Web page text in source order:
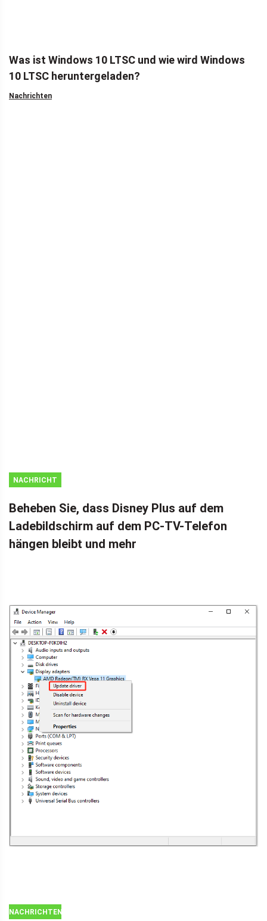
Was ist Windows 10 LTSC und wie wird Windows
10 LTSC heruntergeladen?
Nachrichten
NACHRICHT
Beheben Sie, dass Disney Plus auf dem
Ladebildschirm auf dem PC-TV-Telefon
hängen bleibt und mehr
NACHRICHTEN